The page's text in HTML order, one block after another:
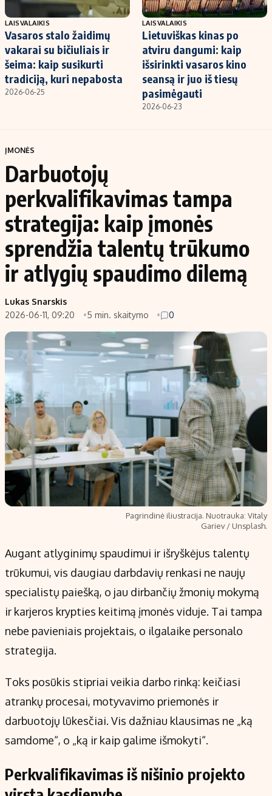
LAISVALAIKIS
Vasaros stalo žaidimų
vakarai su bičiuliais ir
šeima: kaip susikurti
tradiciją, kuri nepabosta
2026-06-25
LAISVALAIKIS
Lietuviškas kinas po
atviru dangumi: kaip
išsirinkti vasaros kino
seansą ir juo iš tiesų
pasimėgauti
2026-06-23
ĮMONĖS
Darbuotojų
perkvalifikavimas tampa
strategija: kaip įmonės
sprendžia talentų trūkumo
ir atlygių spaudimo dilemą
Lukas Snarskis
2026-06-11, 09:20
5 min. skaitymo 0
Pagrindinė iliustracija. Nuotrauka: Vitaly
Gariev / Unsplash.
Augant atlyginimų spaudimui ir išryškėjus talentų
trūkumui, vis daugiau darbdavių renkasi ne naujų
specialistų paiešką, o jau dirbančių žmonių mokymą
ir karjeros krypties keitimą įmonės viduje. Tai tampa
nebe pavieniais projektais, o ilgalaike personalo
strategija.
Toks posūkis stipriai veikia darbo rinką: keičiasi
atrankų procesai, motyvavimo priemonės ir
darbuotojų lūkesčiai. Vis dažniau klausimas ne „ką
samdome“, o „ką ir kaip galime išmokyti“.
Perkvalifikavimas iš nišinio projekto